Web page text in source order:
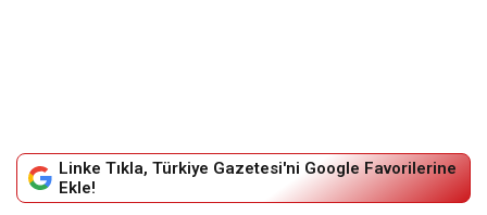
Linke Tıkla, Türkiye Gazetesi'ni Google Favorilerine
Ekle!